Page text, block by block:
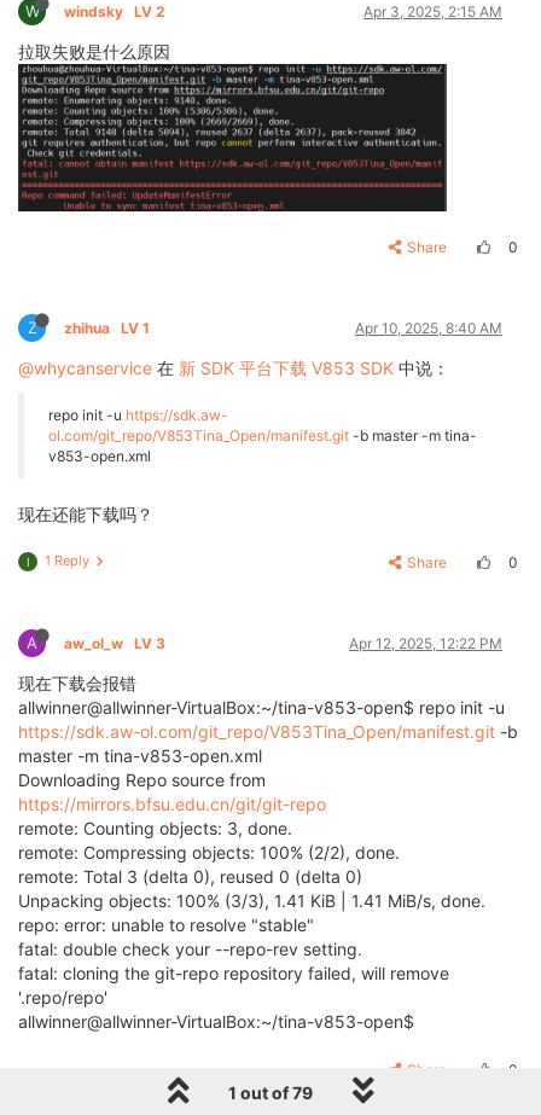
W windsky LV 2 Apr 3, 2025, 2:15 AM
拉取失败是什么原因
Share 0
Z zhihua LV 1 Apr 10, 2025, 8:40 AM
@whycanservice 在 新 SDK 平台下载 V853 SDK 中说：
repo init -u https://sdk.aw-
ol.com/git_repo/V853Tina_Open/manifest.git -b master -m tina-
v853-open.xml
现在还能下载吗？
I 1 Reply Share 0
A aw_ol_w LV 3 Apr 12, 2025, 12:22 PM
现在下载会报错
allwinner@allwinner-VirtualBox:~/tina-v853-open$ repo init -u
https://sdk.aw-ol.com/git_repo/V853Tina_Open/manifest.git -b
master -m tina-v853-open.xml
Downloading Repo source from
https://mirrors.bfsu.edu.cn/git/git-repo
remote: Counting objects: 3, done.
remote: Compressing objects: 100% (2/2), done.
remote: Total 3 (delta 0), reused 0 (delta 0)
Unpacking objects: 100% (3/3), 1.41 KiB | 1.41 MiB/s, done.
repo: error: unable to resolve "stable"
fatal: double check your --repo-rev setting.
fatal: cloning the git-repo repository failed, will remove
'.repo/repo'
allwinner@allwinner-VirtualBox:~/tina-v853-open$
Share 0
1 out of 79